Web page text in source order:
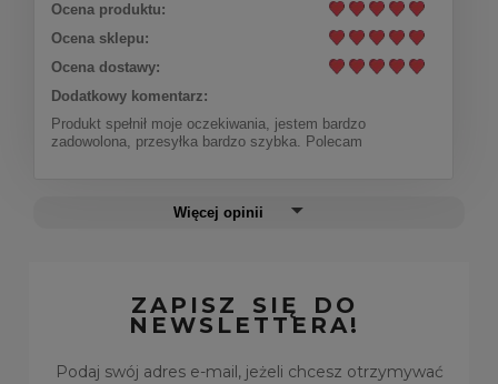
Do koszyka
Ocena produktu:
Ocena sklepu:
Ocena dostawy:
Dodatkowy komentarz:
Produkt spełnił moje oczekiwania, jestem bardzo
zadowolona, przesyłka bardzo szybka. Polecam
Więcej opinii
ZAPISZ SIĘ DO
NEWSLETTERA!
Podaj swój adres e-mail, jeżeli chcesz otrzymywać